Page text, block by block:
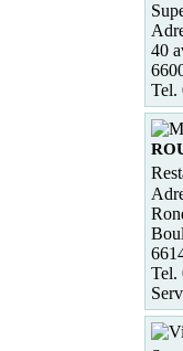
40
Tel.
Tel.